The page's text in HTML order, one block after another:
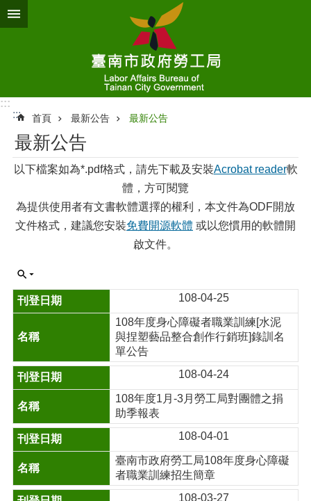
跳到主要內容區塊
:::
:::
首頁 最新公告 最新公告
最新公告
以下檔案如為*.pdf格式，請先下載及安裝Acrobat reader軟
體，方可閱覽
為提供使用者有文書軟體選擇的權利，本文件為ODF開放
文件格式，建議您安裝免費開源軟體 或以您慣用的軟體開
啟文件。
108-04-25
108年度身心障礙者職業訓練[水泥
與捏塑藝品整合創作行銷班]錄訓名
單公告
108-04-24
108年度1月-3月勞工局對團體之捐
助季報表
108-04-01
臺南市政府勞工局108年度身心障礙
者職業訓練招生簡章
108-03-27